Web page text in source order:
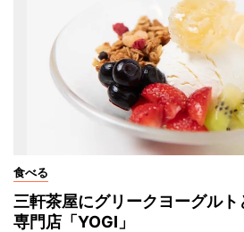
食べる
三軒茶屋にグリークヨーグル
専門店「YOGI」